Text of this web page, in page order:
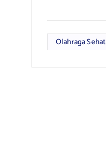
Olahraga Sehat